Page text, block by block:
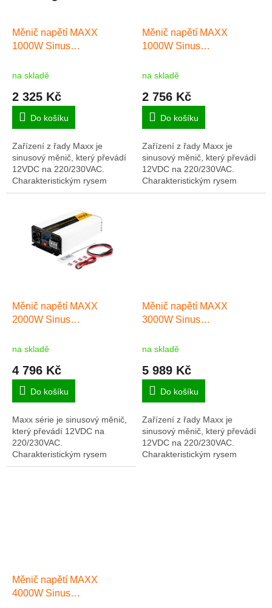
Měnič napětí MAXX
1000W Sinus
[500W/1000W]
na skladě
2 325 Kč
Do košíku
Zařízení z řady Maxx je
sinusový měnič, který převádí
12VDC na 220/230VAC.
Charakteristickým rysem
pohonů Maxx je jejich vysoká
systémy díky...
Měnič napětí MAXX
1000W Sinus
[500W/1000W]
na skladě
2 756 Kč
Do košíku
Zařízení z řady Maxx je
sinusový měnič, který převádí
12VDC na 220/230VAC.
Charakteristickým rysem
pohonů Maxx je jejich vysoká
Měnič napětí MAXX
2000W Sinus
[1000W/2000W]
na skladě
4 796 Kč
Do košíku
Maxx série je sinusový měnič,
který převádí 12VDC na
220/230VAC.
Charakteristickým rysem
měničů Maxx je jejich vysoká
Měnič napětí MAXX
3000W Sinus
[1500W/3000W]
na skladě
5 989 Kč
Do košíku
Zařízení z řady Maxx je
sinusový měnič, který převádí
12VDC na 220/230VAC.
Charakteristickým rysem
Měnič napětí MAXX
4000W Sinus